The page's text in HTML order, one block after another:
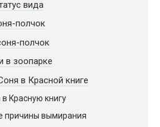
вида
полчок
полчок
в зоопарке
в Красной книге
Красную книгу
причины вымирания